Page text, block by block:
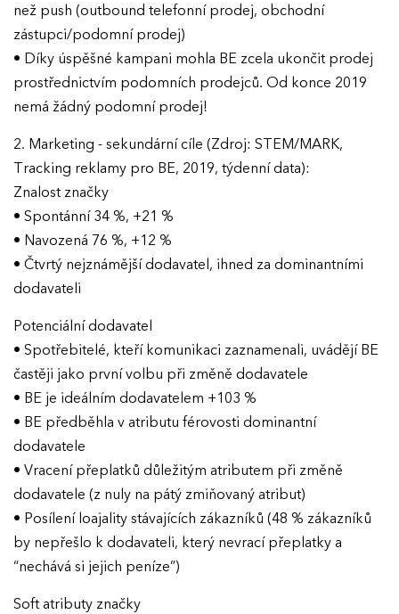
než push (outbound telefonní prodej, obchodní
zástupci/podomní prodej)
• Díky úspěšné kampani mohla BE zcela ukončit prodej
prostřednictvím podomních prodejců. Od konce 2019
nemá žádný podomní prodej!
2. Marketing - sekundární cíle (Zdroj: STEM/MARK,
Tracking reklamy pro BE, 2019, týdenní data):
Znalost značky
• Spontánní 34 %, +21 %
• Navozená 76 %, +12 %
• Čtvrtý nejznámější dodavatel, ihned za dominantními
dodavateli
Potenciální dodavatel
• Spotřebitelé, kteří komunikaci zaznamenali, uvádějí BE
častěji jako první volbu při změně dodavatele
• BE je ideálním dodavatelem +103 %
• BE předběhla v atributu férovosti dominantní
dodavatele
• Vracení přeplatků důležitým atributem při změně
dodavatele (z nuly na pátý zmiňovaný atribut)
• Posílení loajality stávajících zákazníků (48 % zákazníků
by nepřešlo k dodavateli, který nevrací přeplatky a
“nechává si jejich peníze”)
Soft atributy značky